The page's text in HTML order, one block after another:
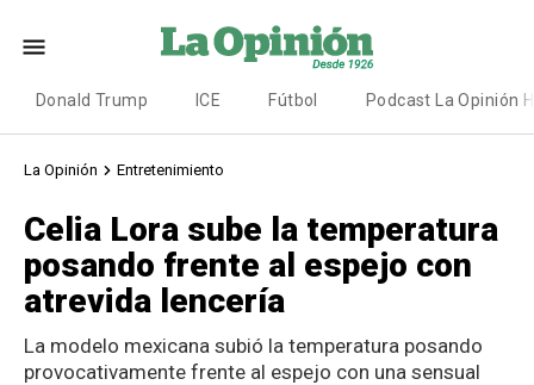
Donald Trump ICE Fútbol Podcast La Opinión
La Opinión Entretenimiento
Celia Lora sube la temperatura
posando frente al espejo con
atrevida lencería
La modelo mexicana subió la temperatura posando
provocativamente frente al espejo con una sensual